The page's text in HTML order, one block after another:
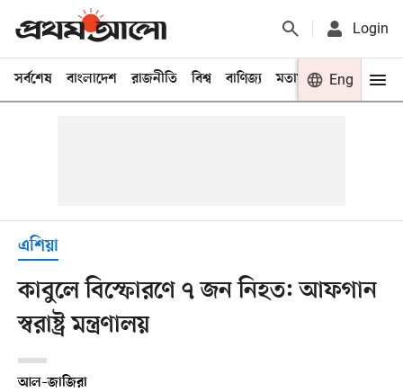
Login
সর্বশেষ বাংলাদেশ রাজনীতি বিশ্ব বাণিজ্য মতামত খেলা
Eng
এশিয়া
কাবুলে বিস্ফোরণে ৭ জন নিহত: আফগান
স্বরাষ্ট্র মন্ত্রণালয়
আল–জাজিরা